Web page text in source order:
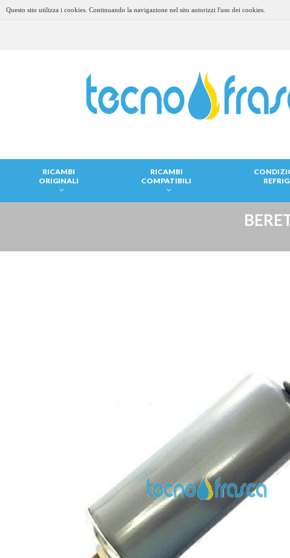
Questo sito utilizza i cookies. Continuando la navigazione nel sito autorizzi l'uso dei cookies.
RICAMBI
ORIGINALI
RICAMBI
COMPATIBILI